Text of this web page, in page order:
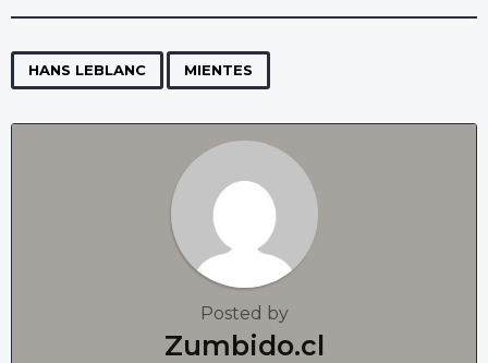
t
P
i
HANS LEBLANC MIENTES
Posted by
Zumbido.cl